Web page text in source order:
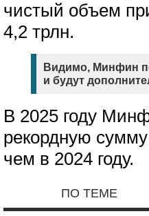
чистый объем
4,2 трлн.
Видимо, Минфин
и будут
В 2025 году
рекордную
чем в 2024 году.
ПО ТЕМЕ